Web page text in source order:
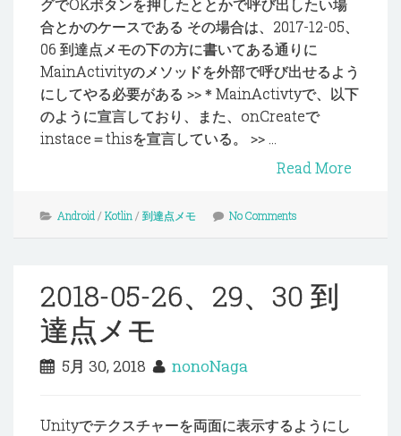
グでOKボタンを押したととかで呼び出したい場
合とかのケースである その場合は、2017-12-05、
06 到達点メモの下の方に書いてある通りに
MainActivityのメソッドを外部で呼び出せるよう
にしてやる必要がある >>＊MainActivtyで、以下
のように宣言しており、また、onCreateで
instace＝thisを宣言している。 >> ...
Read More
Android/ Kotlin/ 到達点メモ No Comments
2018-05-26、29、30 到
達点メモ
5月 30, 2018 nonoNaga
Unityでテクスチャーを両面に表示するようにし